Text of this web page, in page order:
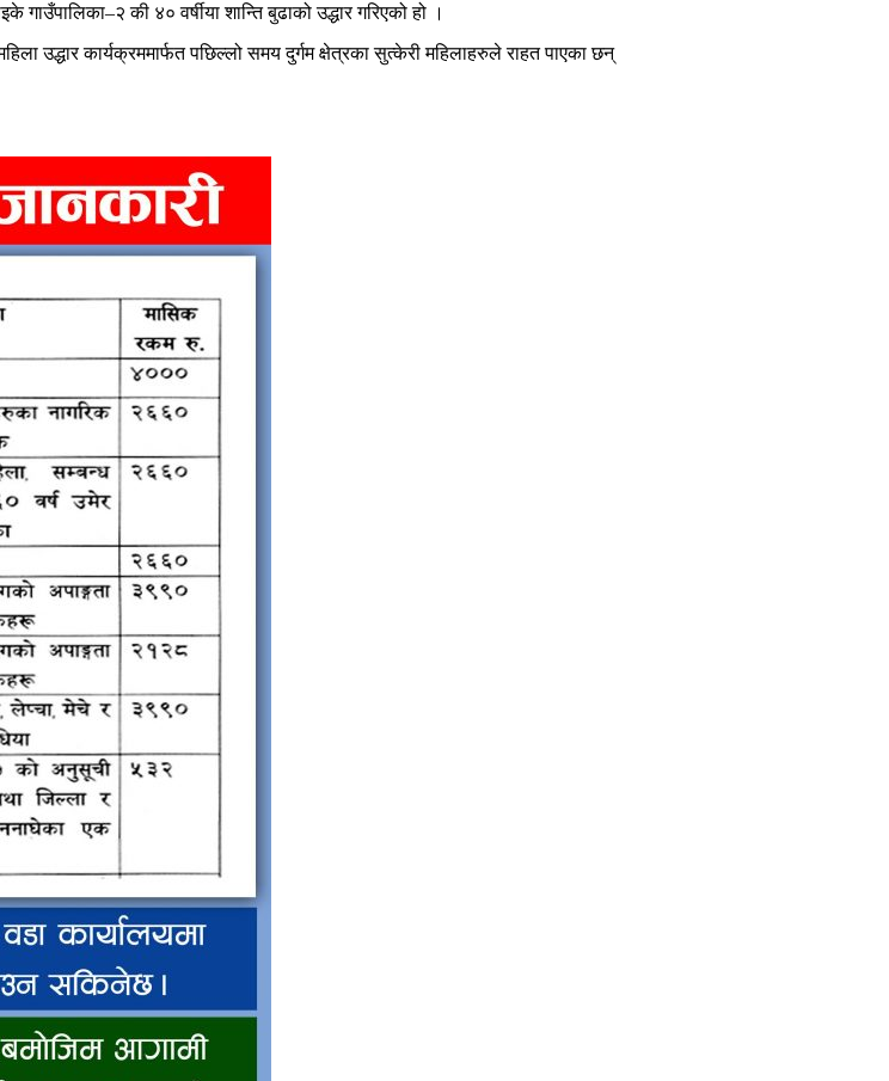
की ४० वर्षीया शान्ति बुढाको उद्धार गरिएको हो ।
उद्धार कार्यक्रममार्फत पछिल्लो समय दुर्गम क्षेत्रका सुत्केरी महिलाहरुले राहत पाएका छन्